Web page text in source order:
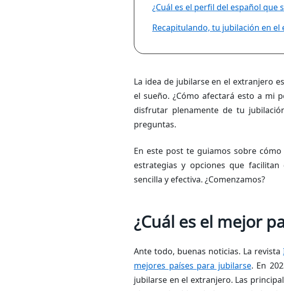
¿Cuál es el perfil del español que
Recapitulando, tu jubilación en el
La idea de jubilarse en el extranjero
el sueño. ¿Cómo afectará esto a mi
disfrutar plenamente de tu
preguntas.
En este post te guiamos sobre
estrategias y opciones que
sencilla y efectiva. ¿Comenzamos?
¿Cuál es el mejor
Ante todo, buenas noticias. La revista
mejores países para jubilarse. En
jubilarse en el extranjero. Las